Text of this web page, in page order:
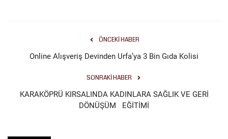
ÖNCEKI HABER
Online Alışveriş Devinden Urfa’ya 3 Bin Gıda Kolisi
SONRAKI HABER
KARAKÖPRÜ KIRSALINDA KADINLARA SAĞLIK VE GERİ
DÖNÜŞÜM EĞİTİMİ